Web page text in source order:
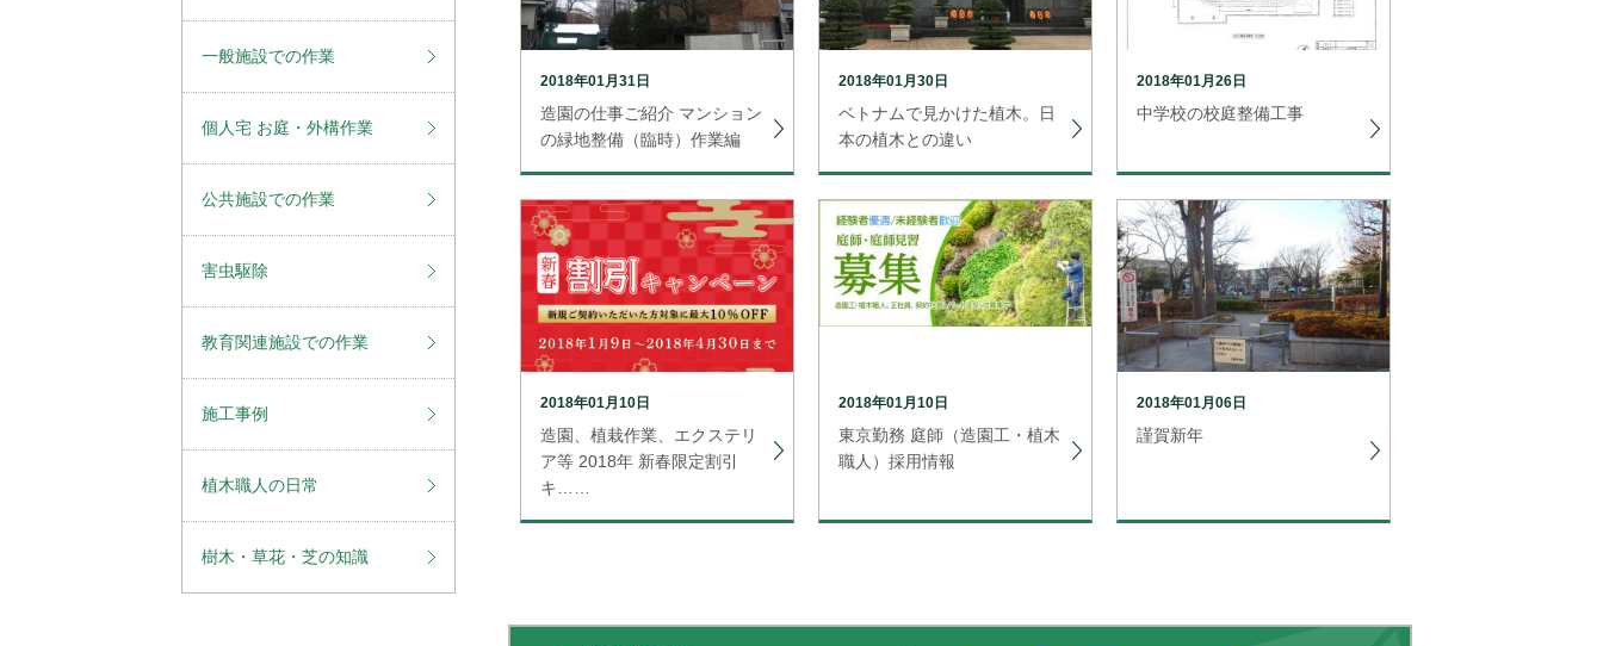
2018年01月31日
造園の仕事ご紹介 マンション
の緑地整備（臨時）作業編
2018年01月30日
ベトナムで見かけた植木。日
本の植木との違い
2018年01月26日
中学校の校庭整備工事
2018年01月10日
造園、植栽作業、エクステリ
ア等 2018年 新春限定割引
キ……
2018年01月10日
東京勤務 庭師（造園工・植木
職人）採用情報
2018年01月06日
謹賀新年
一般施設での作業
個人宅 お庭・外構作業
公共施設での作業
害虫駆除
教育関連施設での作業
施工事例
植木職人の日常
樹木・草花・芝の知識